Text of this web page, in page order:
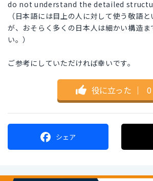
do not understand the detailed
（日本語には目上の人に対して使う敬語
が、おそらく多くの日本人は細かい構造ま
い。）
ご参考にしていただければ幸いです。
役に立った ｜ 0
シェア